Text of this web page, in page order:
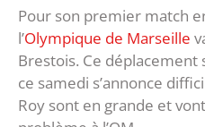
Pour son premier match
l’Olympique de Marseille
Brestois. Ce
ce samedi s’annonce
Roy sont en grande et